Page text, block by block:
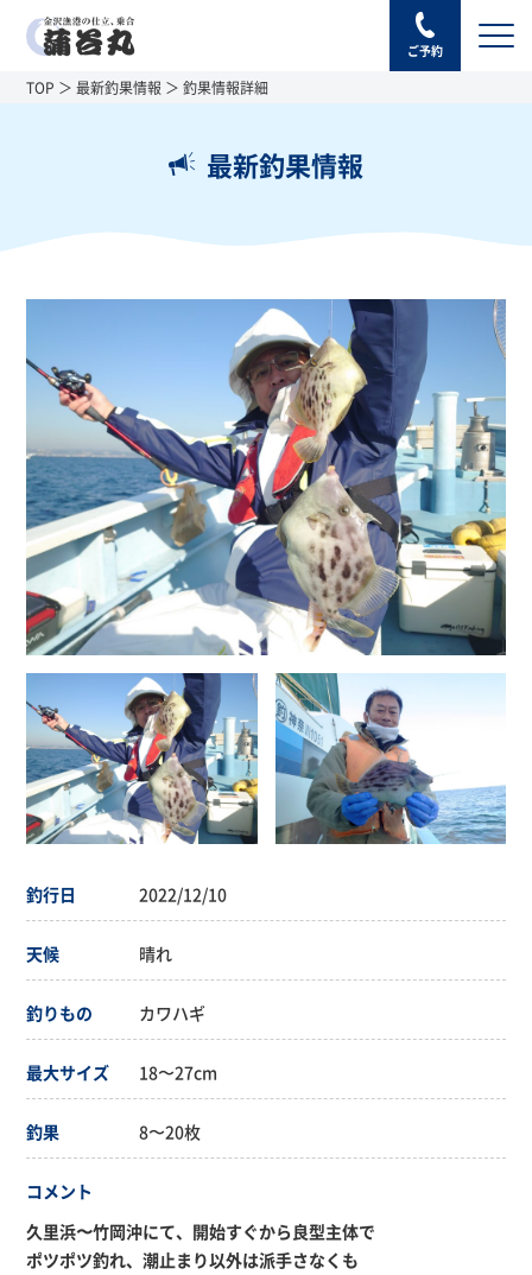
ご予約
TOP 最新釣果情報 釣果情報詳細
最新釣果情報
釣行日 2022/12/10
天候 晴れ
釣りもの カワハギ
最大サイズ 18〜27cm
釣果 8〜20枚
コメント
久里浜〜竹岡沖にて、開始すぐから良型主体で
ポツポツ釣れ、潮止まり以外は派手さなくも